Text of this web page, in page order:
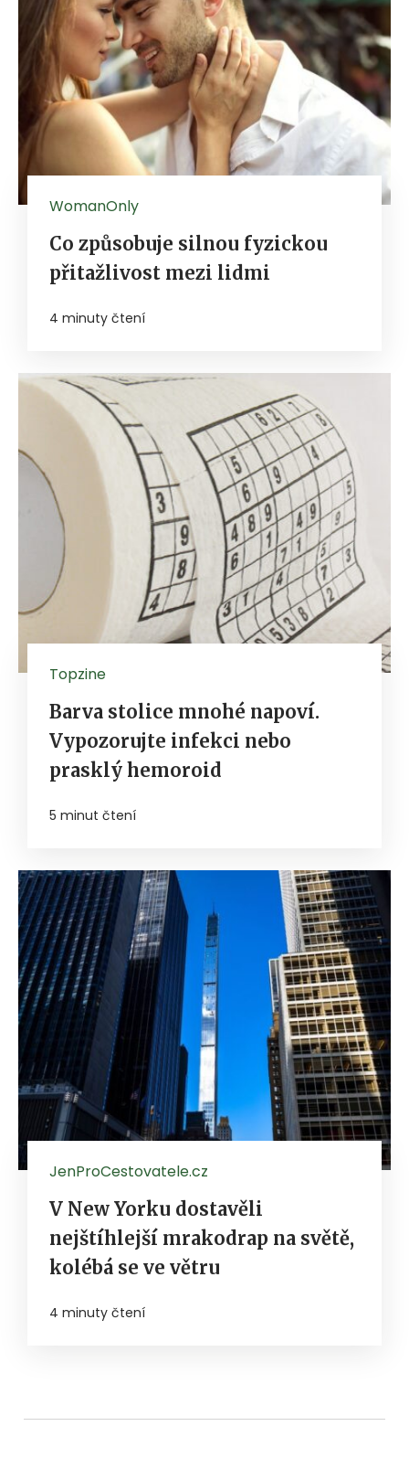
WomanOnly
Co způsobuje silnou fyzickou
přitažlivost mezi lidmi
4 minuty čtení
Topzine
Barva stolice mnohé napoví.
Vypozorujte infekci nebo
prasklý hemoroid
5 minut čtení
JenProCestovatele.cz
V New Yorku dostavěli
nejštíhlejší mrakodrap na světě,
kolébá se ve větru
4 minuty čtení